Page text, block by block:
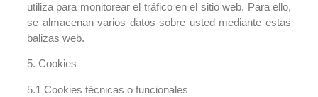
utiliza para monitorear el tráfico en el sitio web. Para ello,
se almacenan varios datos sobre usted mediante estas
balizas web.
5. Cookies
5.1 Cookies técnicas o funcionales